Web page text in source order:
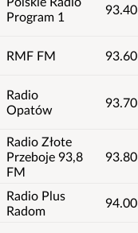
Program 1
93.40
RMF FM 93.60
Radio
Opatów
93.70
Radio Złote
Przeboje 93,8
FM
93.80
Radio Plus
Radom
94.00